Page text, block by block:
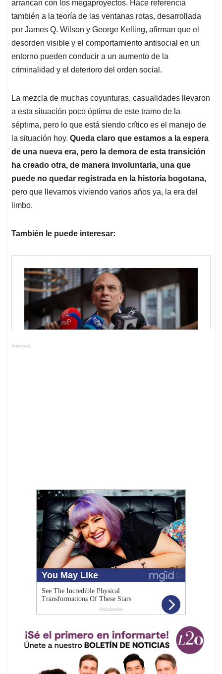
arrancan con los megaproyectos. Hace referencia
también a la teoría de las ventanas rotas, desarrollada
por James Q. Wilson y George Kelling, afirman que el
desorden visible y el comportamiento antisocial en un
entorno pueden conducir a un aumento de la
criminalidad y el deterioro del orden social.
La mezcla de muchas coyunturas, casualidades llevaron
a esta situación poco óptima de este tramo de la
séptima, pero lo que está siendo crítico es el manejo de
la situación hoy. Queda claro que estamos a la espera
de una nueva era, pero la demora de esta transición
ha creado otra, de manera involuntaria, una que
puede no quedar registrada en la historia bogotana,
pero que llevamos viviendo varios años ya, la era del
limbo.
También le puede interesar:
Anuncios.